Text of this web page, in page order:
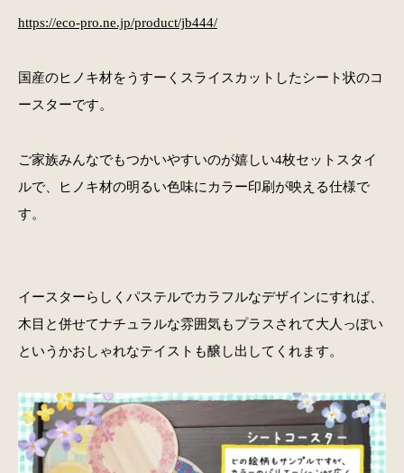
https://eco-pro.ne.jp/product/jb444/
国産のヒノキ材をうすーくスライスカットしたシート状のコ
ースターです。
ご家族みんなでもつかいやすいのが嬉しい4枚セットスタイ
ルで、ヒノキ材の明るい色味にカラー印刷が映える仕様で
す。
イースターらしくパステルでカラフルなデザインにすれば、
木目と併せてナチュラルな雰囲気もプラスされて大人っぽい
というかおしゃれなテイストも醸し出してくれます。